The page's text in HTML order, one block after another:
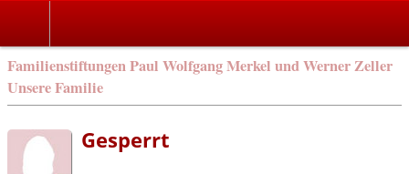
Familienstiftungen Paul Wolfgang Merkel und Werner Zeller
Unsere Familie
Gesperrt